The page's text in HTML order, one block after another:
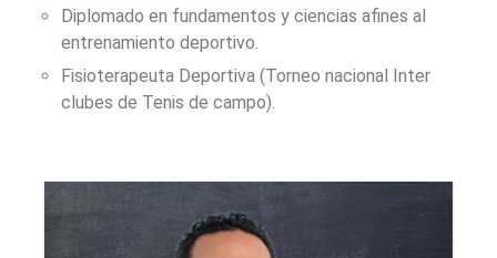
Diplomado en fundamentos y ciencias afines al
entrenamiento deportivo.
Fisioterapeuta Deportiva (Torneo nacional Inter
clubes de Tenis de campo).